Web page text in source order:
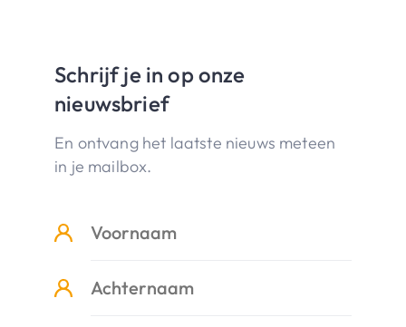
Schrijf je in op onze
nieuwsbrief
En ontvang het laatste nieuws meteen
in je mailbox.